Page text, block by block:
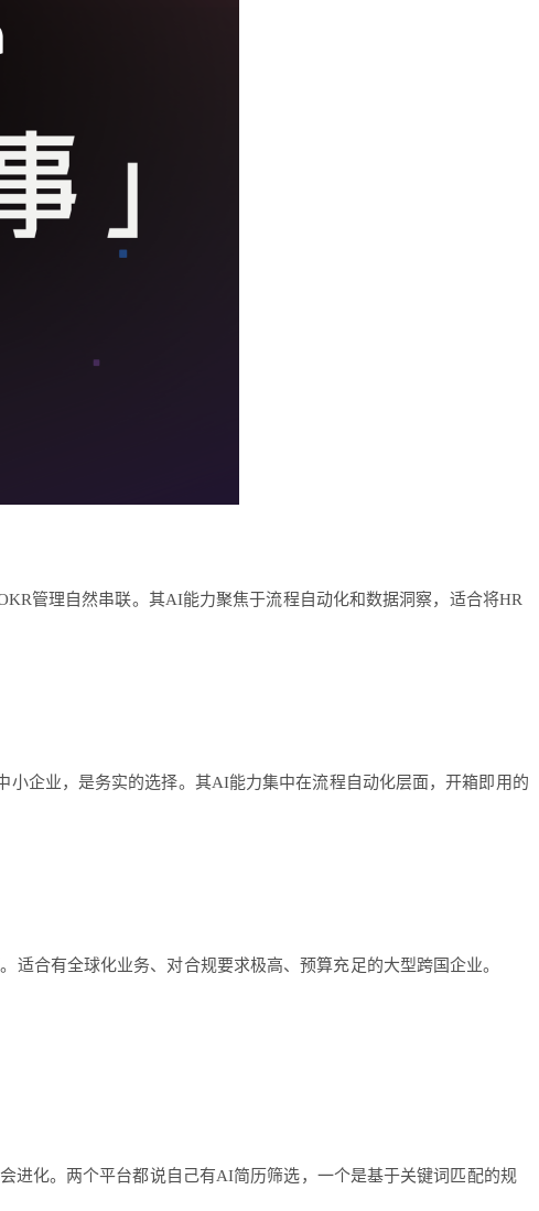
管理自然串联。其AI能力聚焦于流程自动化和数据洞察，适合将HR
企业，是务实的选择。其AI能力集中在流程自动化层面，开箱即用的
合有全球化业务、对合规要求极高、预算充足的大型跨国企业。
化。两个平台都说自己有AI简历筛选，一个是基于关键词匹配的规